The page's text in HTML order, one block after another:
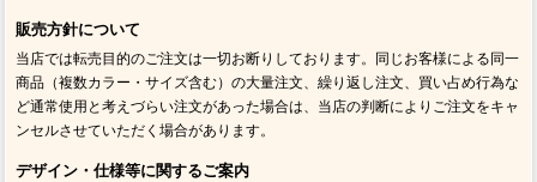
販売方針について
当店では転売目的のご注文は一切お断りしております。同じお客様による同一
商品（複数カラー・サイズ含む）の大量注文、繰り返し注文、買い占め行為な
ど通常使用と考えづらい注文があった場合は、当店の判断によりご注文をキャ
ンセルさせていただく場合があります。
デザイン・仕様等に関するご案内